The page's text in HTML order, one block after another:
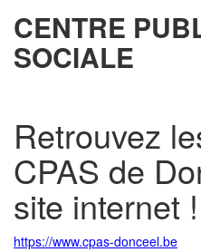
CENTRE
SOCIALE
Retrouvez
CPAS de
site internet !
https://www.cpas-donceel.be